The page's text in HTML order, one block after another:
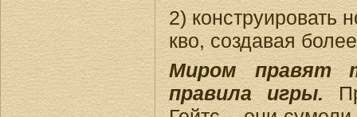
2) конструировать
кво, создавая
Миром правят
правила игры.